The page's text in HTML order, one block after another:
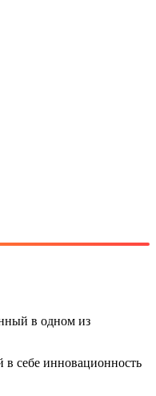
в одном из
в себе инновационность